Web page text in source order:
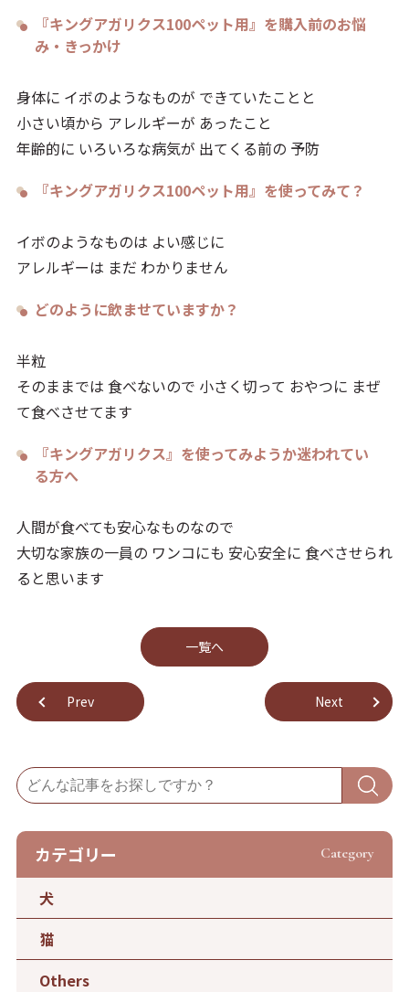
『キングアガリクス100ペット用』を購入前のお悩
み・きっかけ
身体に イボのようなものが できていたことと
小さい頃から アレルギーが あったこと
年齢的に いろいろな病気が 出てくる前の 予防
『キングアガリクス100ペット用』を使ってみて？
イボのようなものは よい感じに
アレルギーは まだ わかりません
どのように飲ませていますか？
半粒
そのままでは 食べないので 小さく切って おやつに まぜ
て食べさせてます
『キングアガリクス』を使ってみようか迷われてい
る方へ
人間が食べても安心なものなので
大切な家族の一員の ワンコにも 安心安全に 食べさせられ
ると思います
Prev
⼀覧へ
Next
カテゴリー Category
犬
猫
Others